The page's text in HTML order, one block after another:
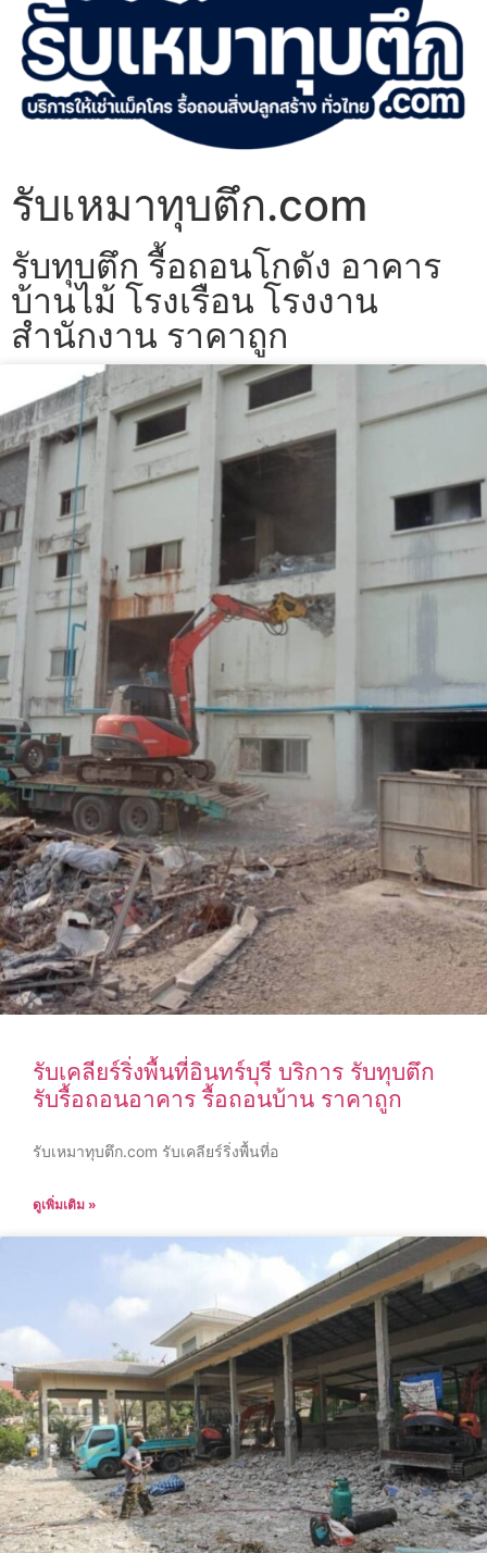
รับเหมาทุบตึก.com
รับทุบตึก รื้อถอนโกดัง อาคาร
บ้านไม้ โรงเรือน โรงงาน
สำนักงาน ราคาถูก
รับเคลียร์ริ่งพื้นที่อินทร์บุรี บริการ รับทุบตึก
รับรื้อถอนอาคาร รื้อถอนบ้าน ราคาถูก
รับเหมาทุบตึก.com รับเคลียร์ริ่งพื้นที่อ
ดูเพิ่มเติม »